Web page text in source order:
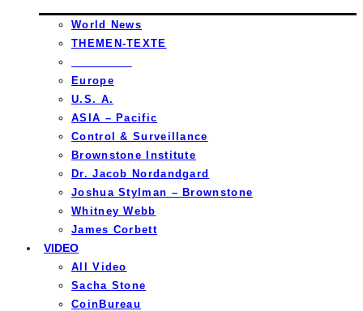
World News
THEMEN-TEXTE
Europe
U.S. A.
ASIA – Pacific
Control & Surveillance
Brownstone Institute
Dr. Jacob Nordandgard
Joshua Stylman – Brownstone
Whitney Webb
James Corbett
VIDEO
All Video
Sacha Stone
CoinBureau